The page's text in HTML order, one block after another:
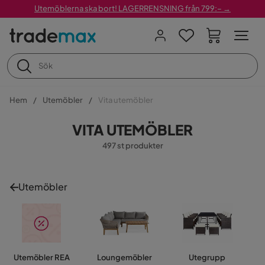
Utemöblerna ska bort! LAGERRENSNING från 799:– →
Hem Utemöbler Vita utemöbler
VITA UTEMÖBLER
497 st produkter
Utemöbler
Utemöbler REA Loungemöbler
Utegrupp